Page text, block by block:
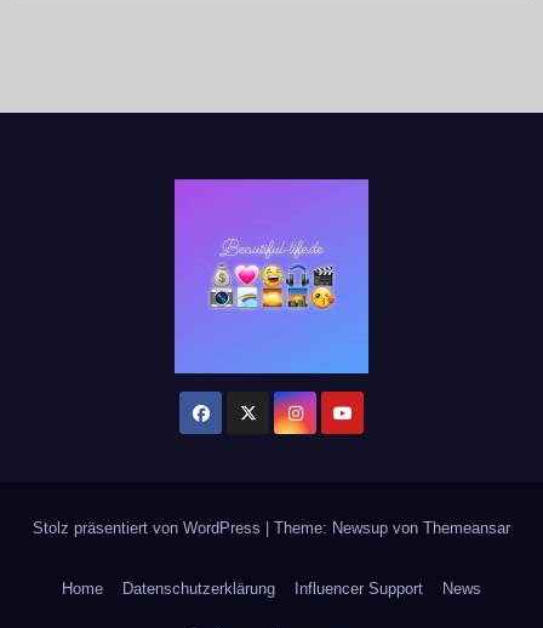
Stolz präsentiert von WordPress Theme: Newsup von Themeansar
Home Datenschutzerklärung Influencer Support News